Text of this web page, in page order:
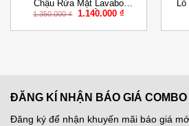
Chậu Rửa Mặt Lavabo
Viglacera CA2 Âm Bàn
1.350.000₫
Giá
là:
1.140.000 ₫Giá
tại
Lô
ĐĂNG KÍ NHẬN BÁO GIÁ COMBO
Đăng ký để nhận khuyến mãi báo giá